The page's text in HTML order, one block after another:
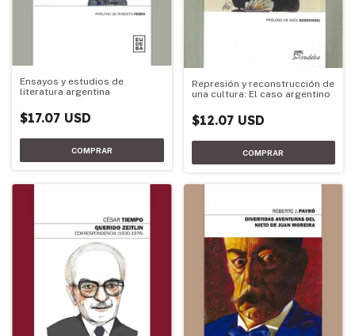
Ensayos y estudios de
literatura argentina
$17.07 USD
Represión y reconstrucción de
una cultura: El caso argentino
$12.07 USD